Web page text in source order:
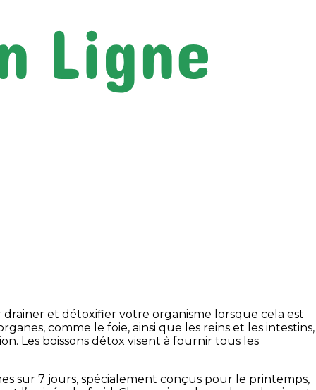
et détoxifier votre organisme lorsque cela est
comme le foie, ainsi que les reins et les intestins,
Les boissons détox visent à fournir tous les
sur 7 jours, spécialement conçus pour le printemps,